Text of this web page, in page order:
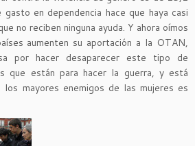
en dependencia hace que haya casi
no reciben ninguna ayuda. Y ahora oímos
aumenten su aportación a la OTAN,
por hacer desaparecer este tipo de
que están para hacer la guerra, y está
mayores enemigos de las mujeres es